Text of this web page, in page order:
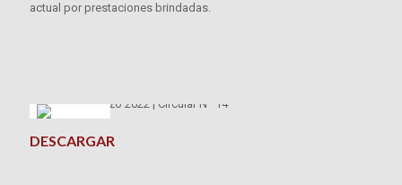
actual por prestaciones brindadas.
DESCARGAR